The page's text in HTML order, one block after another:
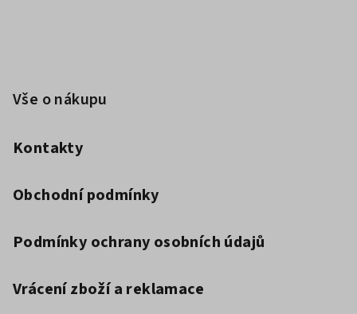
Vše o nákupu
Kontakty
Obchodní podmínky
Podmínky ochrany osobních údajů
Vrácení zboží a reklamace